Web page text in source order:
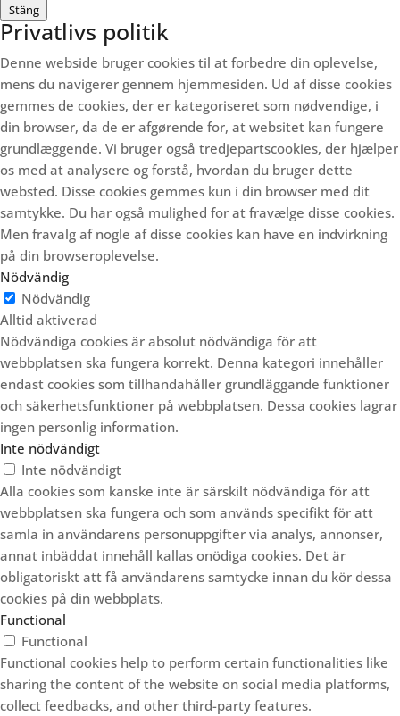
Stäng
Privatlivs politik
Denne webside bruger cookies til at forbedre din oplevelse,
mens du navigerer gennem hjemmesiden. Ud af disse cookies
gemmes de cookies, der er kategoriseret som nødvendige, i
din browser, da de er afgørende for, at websitet kan fungere
grundlæggende. Vi bruger også tredjepartscookies, der hjælper
os med at analysere og forstå, hvordan du bruger dette
websted. Disse cookies gemmes kun i din browser med dit
samtykke. Du har også mulighed for at fravælge disse cookies.
Men fravalg af nogle af disse cookies kan have en indvirkning
på din browseroplevelse.
Nödvändig
Nödvändig
Alltid aktiverad
Nödvändiga cookies är absolut nödvändiga för att
webbplatsen ska fungera korrekt. Denna kategori innehåller
endast cookies som tillhandahåller grundläggande funktioner
och säkerhetsfunktioner på webbplatsen. Dessa cookies lagrar
ingen personlig information.
Inte nödvändigt
Inte nödvändigt
Alla cookies som kanske inte är särskilt nödvändiga för att
webbplatsen ska fungera och som används specifikt för att
samla in användarens personuppgifter via analys, annonser,
annat inbäddat innehåll kallas onödiga cookies. Det är
obligatoriskt att få användarens samtycke innan du kör dessa
cookies på din webbplats.
Functional
Functional
Functional cookies help to perform certain functionalities like
sharing the content of the website on social media platforms,
collect feedbacks, and other third-party features.